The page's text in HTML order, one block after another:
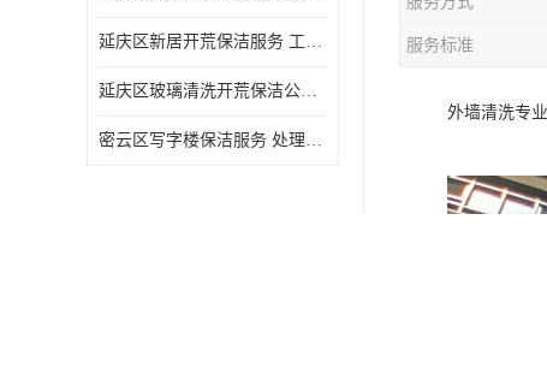
延庆区新居开荒保洁服务 工程类别多 避免会留下卫生死角
延庆区玻璃清洗开荒保洁公司电话 处理细致 清洁知识全面
密云区写字楼保洁服务 处理细致 避免会留下卫生死角
服务标准
外墙清洗专